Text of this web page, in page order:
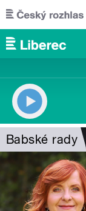
Přejít k hlavnímu
Babské rady